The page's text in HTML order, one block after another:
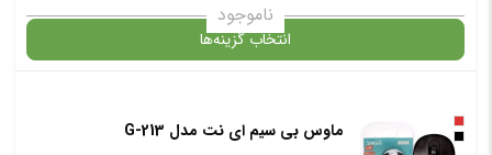
ناموجود
انتخاب گزینه‌ها
گارانتی ماوس بی سیم ای نت مدل G-213